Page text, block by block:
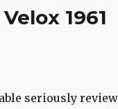
1961
seriously